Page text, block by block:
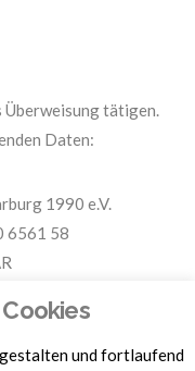
Überweisung tätigen.
Daten:
1990 e.V.
6561 58
und weitere
und fortlaufend